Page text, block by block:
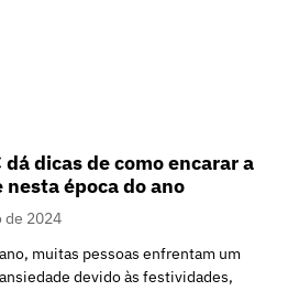
dicas de como encarar a
época do ano
de 2024
muitas pessoas enfrentam um
devido às festividades,